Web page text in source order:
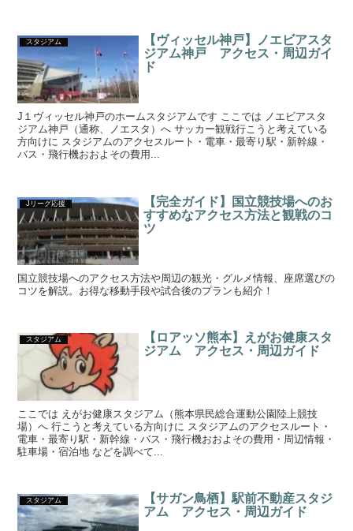
スタジアム
【ヴィッセル神戸】ノエビアスタ
ジアム神戸 アクセス・周辺ガイ
ド
J１ヴィッセル神戸のホームスタジアムです ここでは ノエビアスタ
ジアム神戸（通称、ノエスタ）へ サッカー観戦行こうと考えている
方向けに スタジアムのアクセスルート・電車・最寄り駅・新幹線・
バス・飛行機おおよその費用...
Jリーグ応援
【完全ガイド】国立競技場へのお
すすめなアクセス方法と観戦のコ
ツ
国立競技場へのアクセス方法や周辺の観光・グルメ情報、座席選びの
コツを解説。お得な移動手段や試合後のプランも紹介！
スタジアム
【ロアッソ熊本】えがお健康スタ
ジアム アクセス・周辺ガイド
ここでは えがお健康スタジアム（熊本県民総合運動公園陸上競技
場）へ 行こうと考えている方向けに スタジアムのアクセスルート・
電車・最寄り駅・新幹線・バス・飛行機おおよその費用・周辺情報・
駐車場・宿泊地 などを調べて...
スタジアム
【サガン鳥栖】駅前不動産スタジ
アム アクセス・周辺ガイド